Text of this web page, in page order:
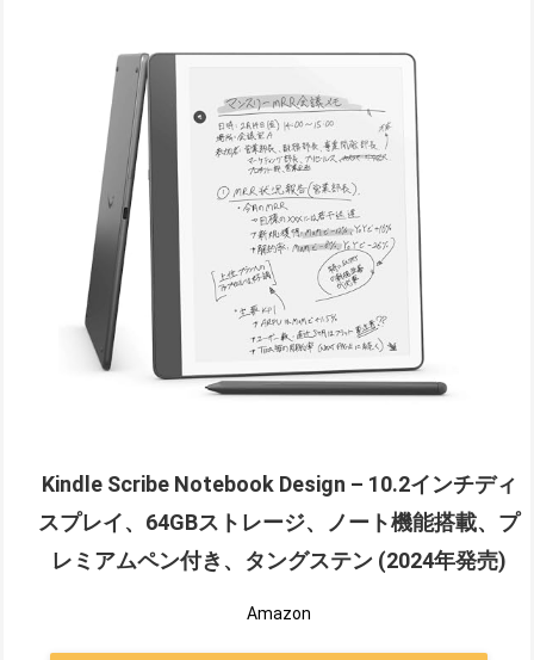
Kindle Scribe Notebook Design – 10.2インチディ
スプレイ、64GBストレージ、ノート機能搭載、プ
レミアムペン付き、タングステン (2024年発売)
Amazon